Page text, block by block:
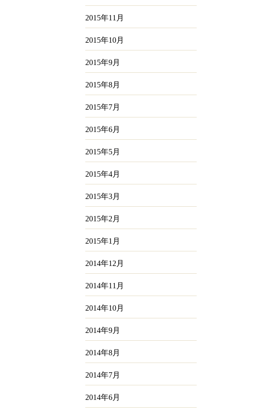
2015年11月
2015年10月
2015年9月
2015年8月
2015年7月
2015年6月
2015年5月
2015年4月
2015年3月
2015年2月
2015年1月
2014年12月
2014年11月
2014年10月
2014年9月
2014年8月
2014年7月
2014年6月